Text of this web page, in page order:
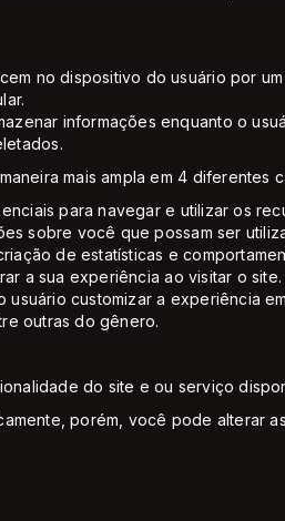
no dispositivo do usuário por
informações enquanto o
mais ampla em 4 diferentes
para navegar e utilizar os
sobre você que possam ser
de estatísticas e
a sua experiência ao visitar o site.
usuário customizar a experiência
outras do gênero.
do site e ou serviço
porém, você pode alterar